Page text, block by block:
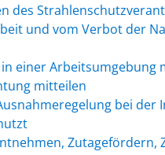
des
und vom Verbot der
einer
mitteilen
bei